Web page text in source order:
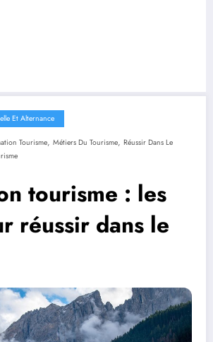
Et Alternance
Tourisme, Métiers Du Tourisme, Réussir Dans Le
tourisme : les
réussir dans le